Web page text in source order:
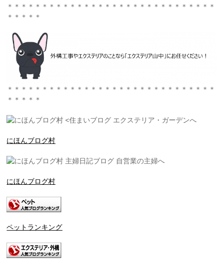
＊＊＊＊＊＊＊＊＊＊＊＊＊＊＊＊＊＊＊＊＊＊＊＊＊＊＊＊＊＊
＊＊＊＊＊
＊＊＊＊＊＊＊＊＊＊＊＊＊＊＊＊＊＊＊＊＊＊＊＊＊＊＊＊＊＊
＊＊＊＊＊
にほんブログ村
にほんブログ村
ペットランキング